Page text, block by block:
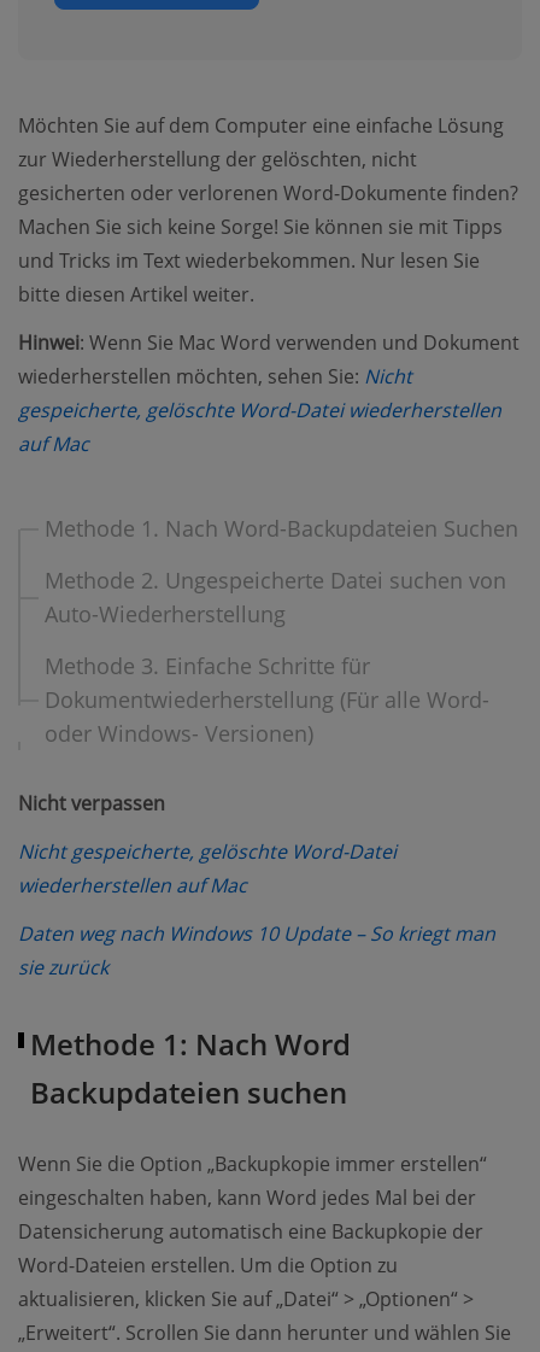
Möchten Sie auf dem Computer eine einfache Lösung
zur Wiederherstellung der gelöschten, nicht
gesicherten oder verlorenen Word-Dokumente finden?
Machen Sie sich keine Sorge! Sie können sie mit Tipps
und Tricks im Text wiederbekommen. Nur lesen Sie
bitte diesen Artikel weiter.
Hinwei: Wenn Sie Mac Word verwenden und Dokument
wiederherstellen möchten, sehen Sie: Nicht
gespeicherte, gelöschte Word-Datei wiederherstellen
auf Mac(opens new window)
Methode 1. Nach Word-Backupdateien Suchen
Methode 2. Ungespeicherte Datei suchen von
Auto-Wiederherstellung
Methode 3. Einfache Schritte für
Dokumentwiederherstellung (Für alle Word-
oder Windows- Versionen)
Nicht verpassen
Nicht gespeicherte, gelöschte Word-Datei
wiederherstellen auf Mac(opens new window)
Daten weg nach Windows 10 Update – So kriegt man
sie zurück(opens new window)
Methode 1: Nach Word
Backupdateien suchen
Wenn Sie die Option „Backupkopie immer erstellen“
eingeschalten haben, kann Word jedes Mal bei der
Datensicherung automatisch eine Backupkopie der
Word-Dateien erstellen. Um die Option zu
aktualisieren, klicken Sie auf „Datei“ > „Optionen“ >
„Erweitert“. Scrollen Sie dann herunter und wählen Sie